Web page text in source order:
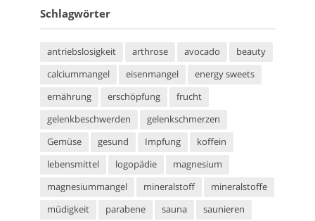
Schlagwörter
antriebslosigkeit arthrose avocado
beauty
calciummangel
eisenmangel
energy sweets
ernährung
erschöpfung
frucht
gelenkbeschwerden
gelenkschmerzen
Gemüse
gesund Impfung
koffein
lebensmittel
logopädie
magnesium
magnesiummangel
mineralstoff
mineralstoffe
müdigkeit
parabene sauna
saunieren